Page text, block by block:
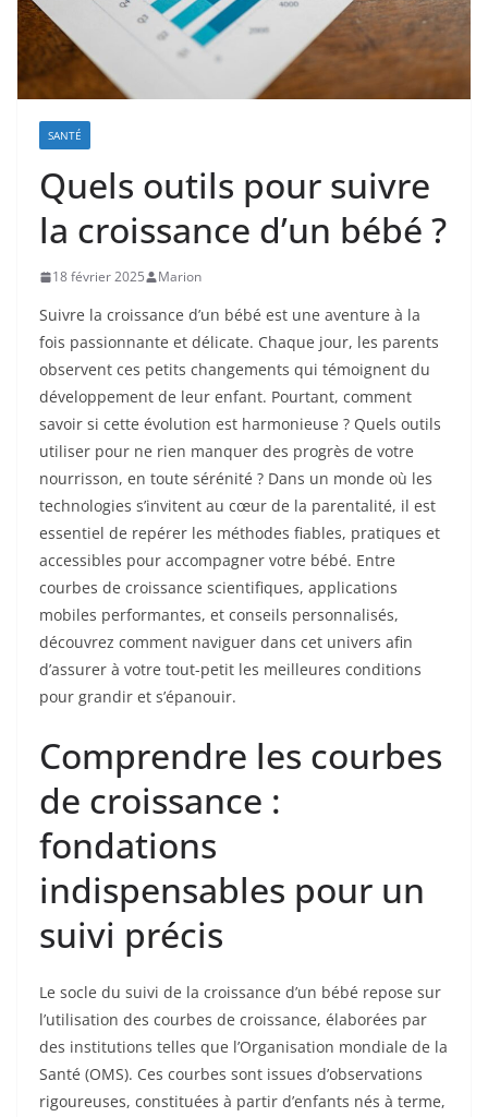
SANTÉ
Quels outils pour suivre
la croissance d’un bébé ?
18 février 2025 Marion
Suivre la croissance d’un bébé est une aventure à la
fois passionnante et délicate. Chaque jour, les parents
observent ces petits changements qui témoignent du
développement de leur enfant. Pourtant, comment
savoir si cette évolution est harmonieuse ? Quels outils
utiliser pour ne rien manquer des progrès de votre
nourrisson, en toute sérénité ? Dans un monde où les
technologies s’invitent au cœur de la parentalité, il est
essentiel de repérer les méthodes fiables, pratiques et
accessibles pour accompagner votre bébé. Entre
courbes de croissance scientifiques, applications
mobiles performantes, et conseils personnalisés,
découvrez comment naviguer dans cet univers afin
d’assurer à votre tout-petit les meilleures conditions
pour grandir et s’épanouir.
Comprendre les courbes
de croissance :
fondations
indispensables pour un
suivi précis
Le socle du suivi de la croissance d’un bébé repose sur
l’utilisation des courbes de croissance, élaborées par
des institutions telles que l’Organisation mondiale de la
Santé (OMS). Ces courbes sont issues d’observations
rigoureuses, constituées à partir d’enfants nés à terme,